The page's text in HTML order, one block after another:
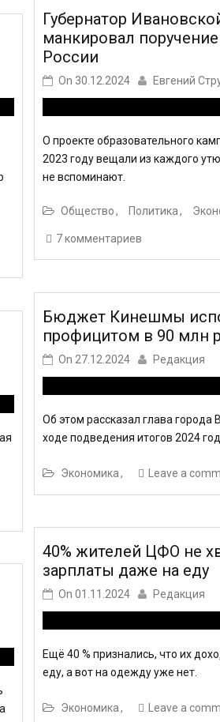
Губернатор
манкировал
России
On 30.12.2024 Евгений
О проекте образовательного
2023 году вещали из каждого
не вспоминают.
Общество Политика
7 комментариев
Бюджет Кинешмы
профицитом в 90 млн
On 27.12.2024 Редакция
Об этом рассказал глава города
ходе подведения итогов 2024
Экономика Leave a
40% жителей ЦФО не
зарплаты даже на еду
On01.11.2024 Редакция
Ещё 40 % признались, что их
еду, а вот на одежду уже нет.
Экономика Leave a